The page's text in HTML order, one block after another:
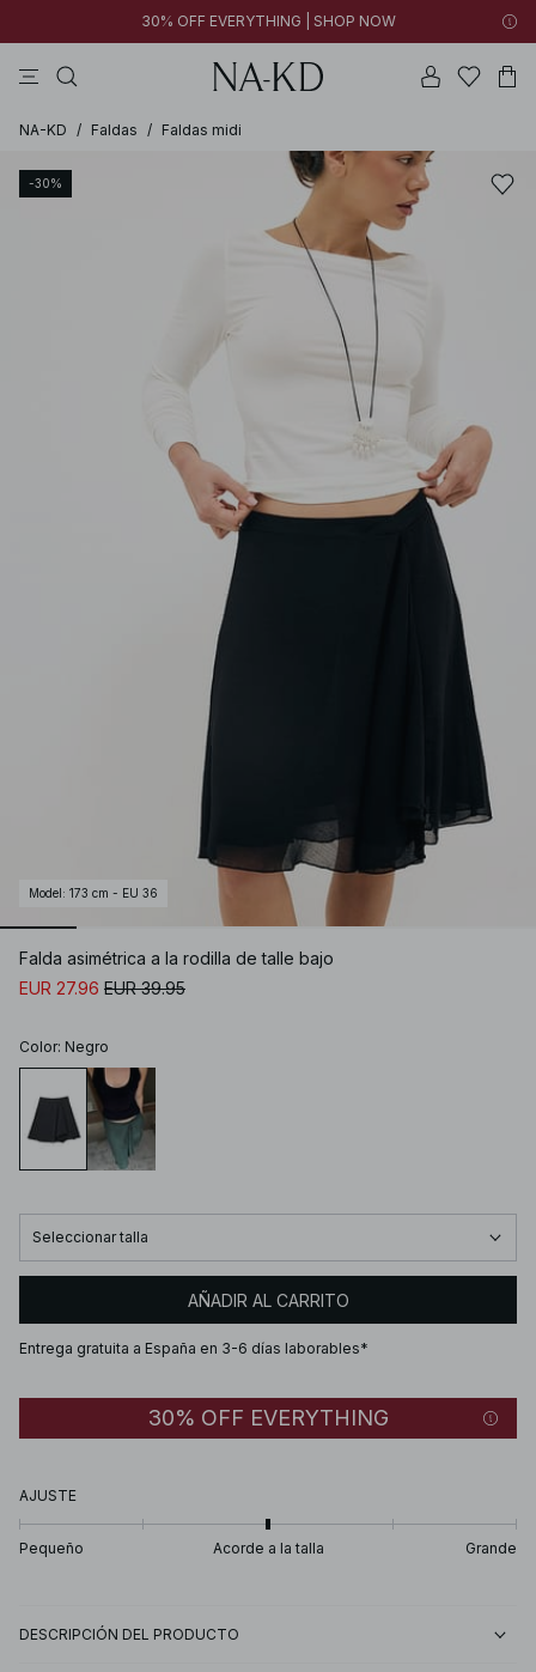
30% OFF EVERYTHING | SHOP NOW
NA-KD / Faldas / Faldas midi
-30%
Model : 173 cm - EU 36
Falda asimétrica a la rodilla de talle bajo
EUR 27.96 EUR 39.95
Color: Negro
Seleccionar talla
AÑADIR AL CARRITO
Entrega gratuita a España en 3-6 días laborables*
30% OFF EVERYTHING
AJUSTE
Pequeño Acorde a la talla Grande
DESCRIPCIÓN DEL PRODUCTO